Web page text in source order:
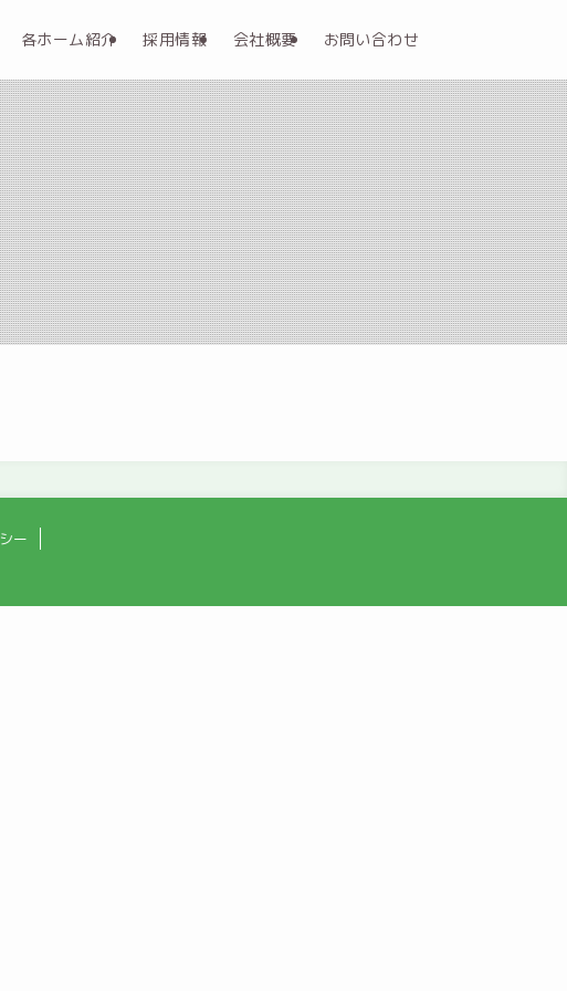
各ホーム紹介 採用情報 会社概要 お問い合わせ
ー